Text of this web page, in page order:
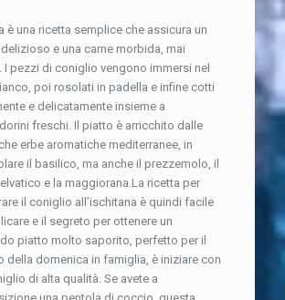
è una ricetta semplice che assicura un
e una carne morbida, mai
I pezzi di coniglio vengono immersi nel
poi rosolati in padella e infine cotti
e delicatamente insieme a
freschi. Il piatto è arricchito dalle
erbe aromatiche mediterranee, in
il basilico, ma anche il prezzemolo, il
e la maggiorana.La ricetta per
il coniglio all’ischitana è quindi facile
e il segreto per ottenere un
piatto molto saporito, perfetto per il
della domenica in famiglia, è iniziare con
di alta qualità. Se avete a